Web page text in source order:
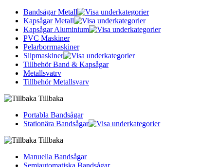
Bandsågar Metall
Kapsågar Metall
Kapsågar Aluminium
PVC Maskiner
Pelarborrmaskiner
Slipmaskiner
Tillbehör Band & Kapsågar
Metallsvatrv
Tillbehör Metallsvarv
Tillbaka
Portabla Bandsågar
Stationära Bandsågar
Tillbaka
Manuella Bandsågar
Semiautomatiska Bandsågar